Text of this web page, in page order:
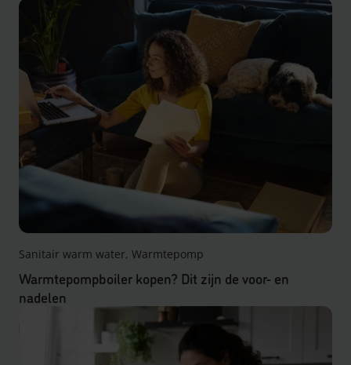
Sanitair warm water, Warmtepomp
Warmtepompboiler kopen? Dit zijn de voor- en
nadelen